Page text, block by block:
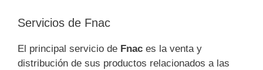
Servicios de Fnac
El principal servicio de Fnac es la venta y
distribución de sus productos relacionados a las